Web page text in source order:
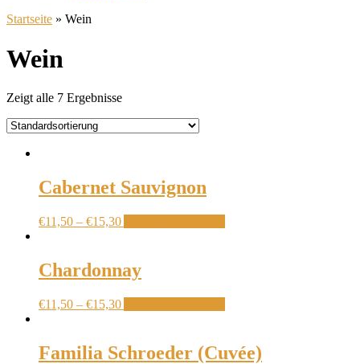
Startseite » Wein
Wein
Zeigt alle 7 Ergebnisse
Cabernet Sauvignon
€11,50 – €15,30
Chardonnay
€11,50 – €15,30
Familia Schroeder (Cuvée)